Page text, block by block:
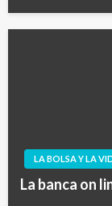
LA BOLSA Y LA
La banca on